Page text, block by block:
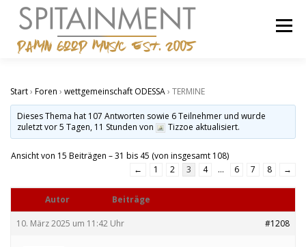
springen
Menü
Start› Foren › wettgemeinschaft ODESSA› TERMINE
Dieses Thema hat 107 Antworten sowie 6 Teilnehmer und wurde
zuletztvor 5 Tagen, 11 Stunden von Tizzoe aktualisiert.
Ansicht von 15 Beiträgen – 31 bis 45 (von insgesamt 108)
←
1 2 3 4 … 6 7 8 →
Autor Beiträge
10. März 2025 um 11:42 Uhr #1208